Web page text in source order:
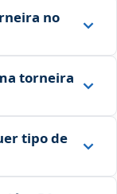
no
torneira
tipo de